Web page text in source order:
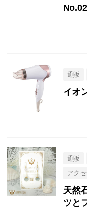
通販
イオ
通販
アク
天然
ツと